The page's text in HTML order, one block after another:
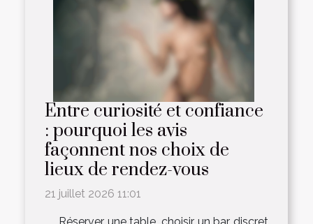
Entre curiosité et confiance
: pourquoi les avis
façonnent nos choix de
lieux de rendez-vous
21 juillet 2026 11:01